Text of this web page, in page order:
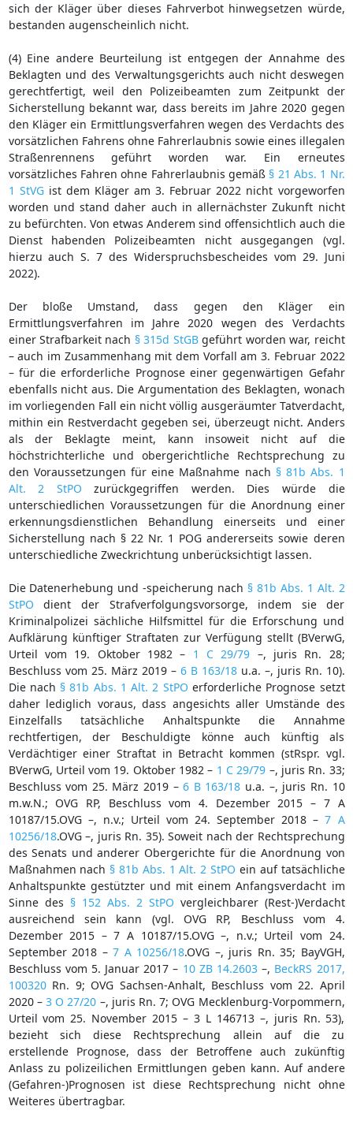
sich der Kläger über dieses Fahrverbot hinwegsetzen würde,
bestanden augenscheinlich nicht.
(4) Eine andere Beurteilung ist entgegen der Annahme des
Beklagten und des Verwaltungsgerichts auch nicht deswegen
gerechtfertigt, weil den Polizeibeamten zum Zeitpunkt der
Sicherstellung bekannt war, dass bereits im Jahre 2020 gegen
den Kläger ein Ermittlungsverfahren wegen des Verdachts des
vorsätzlichen Fahrens ohne Fahrerlaubnis sowie eines illegalen
Straßenrennens geführt worden war. Ein erneutes
vorsätzliches Fahren ohne Fahrerlaubnis gemäß § 21 Abs. 1 Nr.
1 StVGist dem Kläger am 3. Februar 2022 nicht vorgeworfen
worden und stand daher auch in allernächster Zukunft nicht
zu befürchten. Von etwas Anderem sind offensichtlich auch die
Dienst habenden Polizeibeamten nicht ausgegangen (vgl.
hierzu auch S. 7 des Widerspruchsbescheides vom 29. Juni
2022).
Der bloße Umstand, dass gegen den Kläger ein
Ermittlungsverfahren im Jahre 2020 wegen des Verdachts
einer Strafbarkeit nach § 315d StGBgeführt worden war, reicht
– auch im Zusammenhang mit dem Vorfall am 3. Februar 2022
– für die erforderliche Prognose einer gegenwärtigen Gefahr
ebenfalls nicht aus. Die Argumentation des Beklagten, wonach
im vorliegenden Fall ein nicht völlig ausgeräumter Tatverdacht,
mithin ein Restverdacht gegeben sei, überzeugt nicht. Anders
als der Beklagte meint, kann insoweit nicht auf die
höchstrichterliche und obergerichtliche Rechtsprechung zu
den Voraussetzungen für eine Maßnahme nach § 81b Abs. 1
Alt. 2 StPO zurückgegriffen werden. Dies würde die
unterschiedlichen Voraussetzungen für die Anordnung einer
erkennungsdienstlichen Behandlung einerseits und einer
Sicherstellung nach § 22 Nr. 1 POG andererseits sowie deren
unterschiedliche Zweckrichtung unberücksichtigt lassen.
Die Datenerhebung und -speicherung nach § 81b Abs. 1 Alt. 2
StPO dient der Strafverfolgungsvorsorge, indem sie der
Kriminalpolizei sächliche Hilfsmittel für die Erforschung und
Aufklärung künftiger Straftaten zur Verfügung stellt (BVerwG,
Urteil vom 19. Oktober 1982 – 1 C 29/79 –, juris Rn. 28;
Beschluss vom 25. März 2019 – 6 B 163/18u.a. –, juris Rn. 10).
Die nach § 81b Abs. 1 Alt. 2 StPO erforderliche Prognose setzt
daher lediglich voraus, dass angesichts aller Umstände des
Einzelfalls tatsächliche Anhaltspunkte die Annahme
rechtfertigen, der Beschuldigte könne auch künftig als
Verdächtiger einer Straftat in Betracht kommen (stRspr. vgl.
BVerwG, Urteil vom 19. Oktober 1982 – 1 C 29/79 –, juris Rn. 33;
Beschluss vom 25. März 2019 –6 B 163/18 u.a. –, juris Rn. 10
m.w.N.; OVG RP, Beschluss vom 4. Dezember 2015 – 7 A
10187/15.OVG –, n.v.; Urteil vom 24. September 2018 –7 A
10256/18.OVG –, juris Rn. 35). Soweit nach der Rechtsprechung
des Senats und anderer Obergerichte für die Anordnung von
Maßnahmen nach § 81b Abs. 1 Alt. 2 StPO ein auf tatsächliche
Anhaltspunkte gestützter und mit einem Anfangsverdacht im
Sinne des § 152 Abs. 2 StPO vergleichbarer (Rest-)Verdacht
ausreichend sein kann (vgl. OVG RP, Beschluss vom 4.
Dezember 2015 – 7 A 10187/15.OVG –, n.v.; Urteil vom 24.
September 2018 – 7 A 10256/18.OVG –, juris Rn. 35; BayVGH,
Beschluss vom 5. Januar 2017 – 10 ZB 14.2603–, BeckRS 2017,
100320Rn. 9; OVG Sachsen-Anhalt, Beschluss vom 22. April
2020 – 3 O 27/20 –, juris Rn. 7; OVG Mecklenburg-Vorpommern,
Urteil vom 25. November 2015 – 3 L 146713 –, juris Rn. 53),
bezieht sich diese Rechtsprechung allein auf die zu
erstellende Prognose, dass der Betroffene auch zukünftig
Anlass zu polizeilichen Ermittlungen geben kann. Auf andere
(Gefahren-)Prognosen ist diese Rechtsprechung nicht ohne
Weiteres übertragbar.